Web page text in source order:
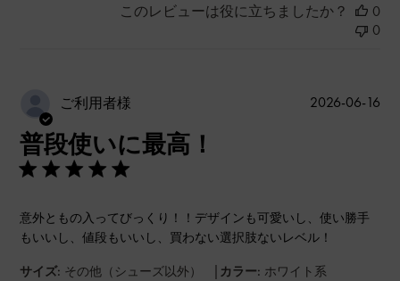
このレビューは役に立ちましたか？
0
0
ご利用者様
普段使いに最高！
意外ともの入ってびっくり！！デザインも可愛いし、使い勝手
もいいし、値段もいいし、買わない選択肢ないレベル！
サイズ: その他（シューズ以外） | カラー: ホワイト系
公
2026-06-16